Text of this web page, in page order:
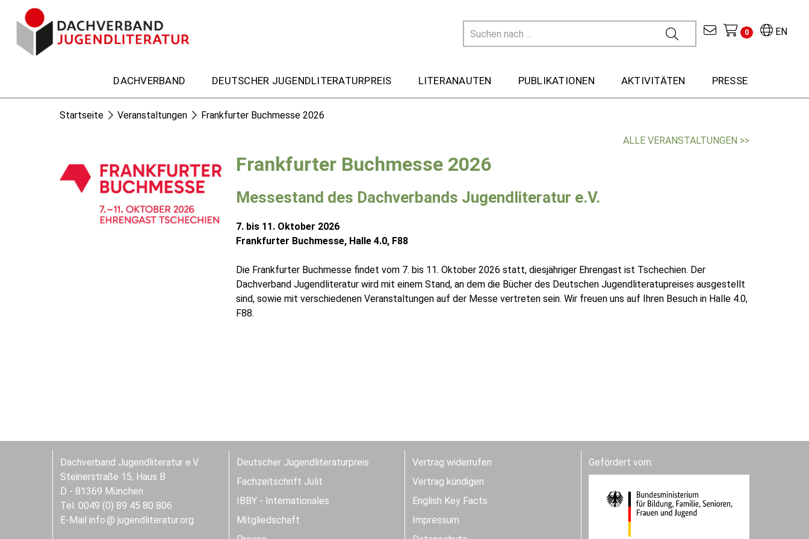
EN
0
DACHVERBAND DEUTSCHER JUGENDLITERATURPREIS LITERANAUTEN PUBLIKATIONEN AKTIVITÄTEN PRESSE
Startseite Veranstaltungen Frankfurter Buchmesse 2026
ALLE VERANSTALTUNGEN >>
Frankfurter Buchmesse 2026
Messestand des Dachverbands Jugendliteratur e.V.
7. bis 11. Oktober 2026
Frankfurter Buchmesse, Halle 4.0, F88
Die Frankfurter Buchmesse findet vom 7. bis 11. Oktober 2026 statt, diesjähriger Ehrengast ist Tschechien. Der
Dachverband Jugendliteratur wird mit einem Stand, an dem die Bücher des Deutschen Jugendliteratupreises ausgestellt
sind, sowie mit verschiedenen Veranstaltungen auf der Messe vertreten sein. Wir freuen uns auf Ihren Besuch in Halle 4.0,
F88.
Dachverband Jugendliteratur e.V.
Steinerstraße 15, Haus B
D - 81369 München
Tel. 0049 (0) 89 45 80 806
E-Mail info jugendliteratur.org
Deutscher Jugendliteraturpreis
Fachzeitschrift Julit
IBBY - Internationales
Mitgliedschaft
Vertrag widerrufen
Vertrag kündigen
English Key Facts
Impressum
Gefördert vom: